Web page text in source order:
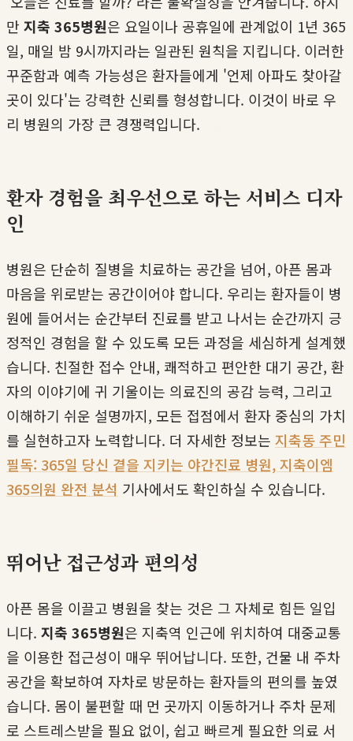
만 지축 365병원은 요일이나 공휴일에 관계없이 1년 365
일, 매일 밤 9시까지라는 일관된 원칙을 지킵니다. 이러한
꾸준함과 예측 가능성은 환자들에게 '언제 아파도 찾아갈
곳이 있다'는 강력한 신뢰를 형성합니다. 이것이 바로 우
리 병원의 가장 큰 경쟁력입니다.
환자 경험을 최우선으로 하는 서비스 디자
인
병원은 단순히 질병을 치료하는 공간을 넘어, 아픈 몸과
마음을 위로받는 공간이어야 합니다. 우리는 환자들이 병
원에 들어서는 순간부터 진료를 받고 나서는 순간까지 긍
정적인 경험을 할 수 있도록 모든 과정을 세심하게 설계했
습니다. 친절한 접수 안내, 쾌적하고 편안한 대기 공간, 환
자의 이야기에 귀 기울이는 의료진의 공감 능력, 그리고
이해하기 쉬운 설명까지, 모든 접점에서 환자 중심의 가치
를 실현하고자 노력합니다. 더 자세한 정보는 지축동 주민
필독: 365일 당신 곁을 지키는 야간진료 병원, 지축이엠
365의원 완전 분석 기사에서도 확인하실 수 있습니다.
뛰어난 접근성과 편의성
아픈 몸을 이끌고 병원을 찾는 것은 그 자체로 힘든 일입
니다. 지축 365병원은 지축역 인근에 위치하여 대중교통
을 이용한 접근성이 매우 뛰어납니다. 또한, 건물 내 주차
공간을 확보하여 자차로 방문하는 환자들의 편의를 높였
습니다. 몸이 불편할 때 먼 곳까지 이동하거나 주차 문제
로 스트레스받을 필요 없이, 쉽고 빠르게 필요한 의료 서